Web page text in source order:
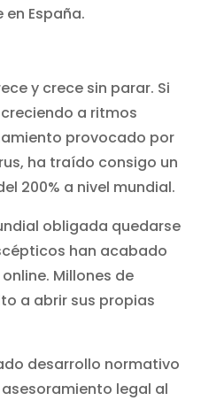
España.
y crece sin parar. Si
a ritmos
provocado por
ha traído consigo un
200% a nivel mundial.
obligada quedarse
han acabado
Millones de
a abrir sus propias
desarrollo normativo
legal al